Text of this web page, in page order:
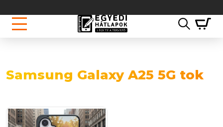
Samsung Galaxy A25 5G tok